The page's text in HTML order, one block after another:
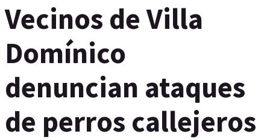
Vecinos de Villa
Domínico
denuncian ataques
de perros callejeros